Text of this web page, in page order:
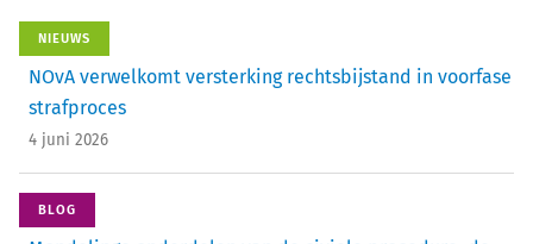
NIEUWS
NOvA verwelkomt versterking rechtsbijstand in voorfase
strafproces
4 juni 2026
BLOG